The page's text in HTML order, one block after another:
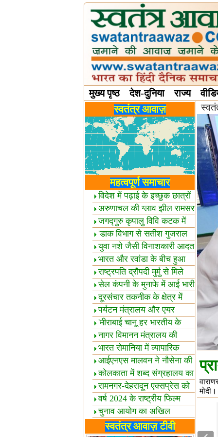
मुख्य पृष्ठ देश-दुनिया राज्य
विविध स्तंभस्वतंत्र आवाज़
महत्वपूर्ण समाचार
विदेश में पढ़ाई के इच्छुक छात्रों
केलिए खुशखबरी!
अरुणाचल की ग्लाव झील रामसर
स्थल घोषित
जगद्गुरु कृपालु विवि कटक में
शैक्षिक सत्र शुरू
'डाक विभाग से सतीश गुजराल
का रिश्ता गहरा'
युवा नशे जैसी विनाशकारी आदत
से दूर रहें-मोदी
भारत और रवांडा के बीच हुआ
व्यापार विस्तार
राष्ट्रपति द्रौपदी मुर्मु से मिले
बस्तर के प्रतिनिधि
सेल कंपनी के मुनाफे में आई भारी
उछाल!
दूरसंचार तकनीक के क्षेत्र में
उत्कृष्टता पुरस्कार
पर्यटन मंत्रालय और एयर
इंडिया में समझौता
'मीराबाई चानू हर भारतीय के
लिए प्रेरणा'
नागर विमानन मंत्रालय की
यात्रियों को सलाह
भारत रोमानिया में व्यापारिक
साझेदारियां
आईएनएस मालवन ने नौसेना की
ताकत बढ़ाई
कोलकाता में शब्द संग्रहालय का
उद्घाटन
रामनगर-देहरादून एक्सप्रेस को
हरी झंडी
वर्ष 2024 के राष्ट्रीय फिल्म
पुरस्कारों की घोषणा
चुनाव आयोग का अखिल
भारतीय मीडिया सम्मेलन
भारत में केवड़े का अस्तित्‍व 24
स्वतंत्र आवाज़ टीवी
मोदी।